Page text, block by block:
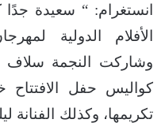
انستغرام: “⁨
الأفلام الدولية
وشاركت النجمة
كواليس حفل الافتتاح
تكريمها، وكذلك